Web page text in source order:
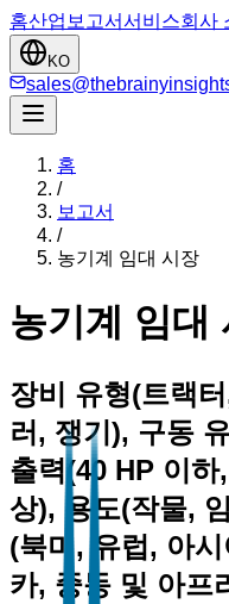
홈산업 보고서서비스회사
KO
홈
/
보고서
/
농기계 임대 시장
농기계 임대
장비 유형(트랙
러, 쟁기), 구동
출력(40 HP 이하
상), 용도(작물,
(북미, 유럽, 아
카, 중동 및 아프